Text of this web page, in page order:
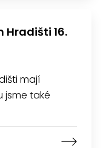
Hradišti 16.
mají
jsme také